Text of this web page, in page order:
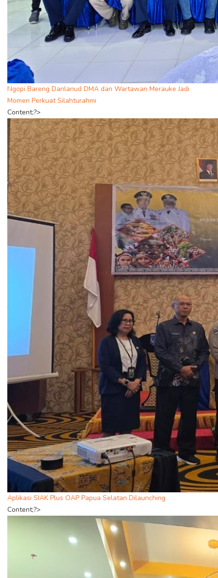
Ngopi Bareng Danlanud DMA dan Wartawan Merauke Jadi
Momen Perkuat Silahturahmi
Content;?>
Aplikasi SIAK Plus OAP Papua Selatan Dilaunching
Content;?>